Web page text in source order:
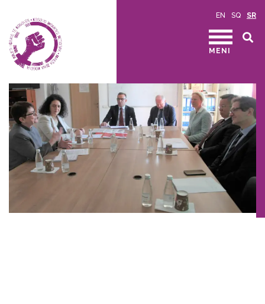
EN SQ SR
MENI